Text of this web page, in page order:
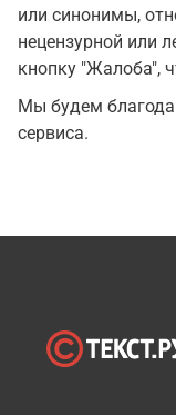
или синонимы,
нецензурной или
кнопку "Жалоба",
Мы будем
сервиса.